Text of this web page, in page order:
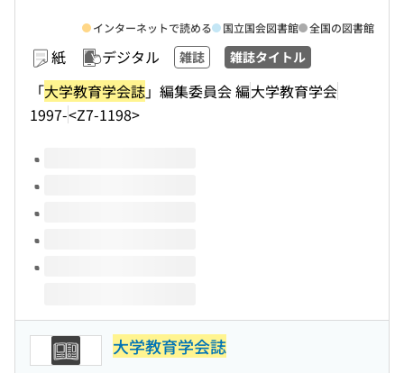
紙 デジタル 雑誌 雑誌タイトル
「大学教育学会誌」編集委員会 編大学教育学会
1997-<Z7-1198>
インターネットで読める 国立国会図書館 全国の図書館
このタイトルの巻号
大学教育学会誌